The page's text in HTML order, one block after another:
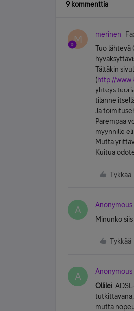
9 kommenttia
M merinen
Tuo lähtevä
Tältäkin
(http://
yhteys
tilanne
Ja
Parempaa
myynnille
Mutta
Kuitua
Tykkää
A Anonymous
Minunko
Tykkää
A Anonymous
Ollilei:
mutta